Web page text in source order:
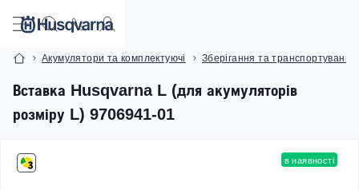
Акумулятори та комплектуючі Зберігання та транспортування
Вставка Husqvarna L (для акумуляторів
розміру L) 9706941-01
в наявності